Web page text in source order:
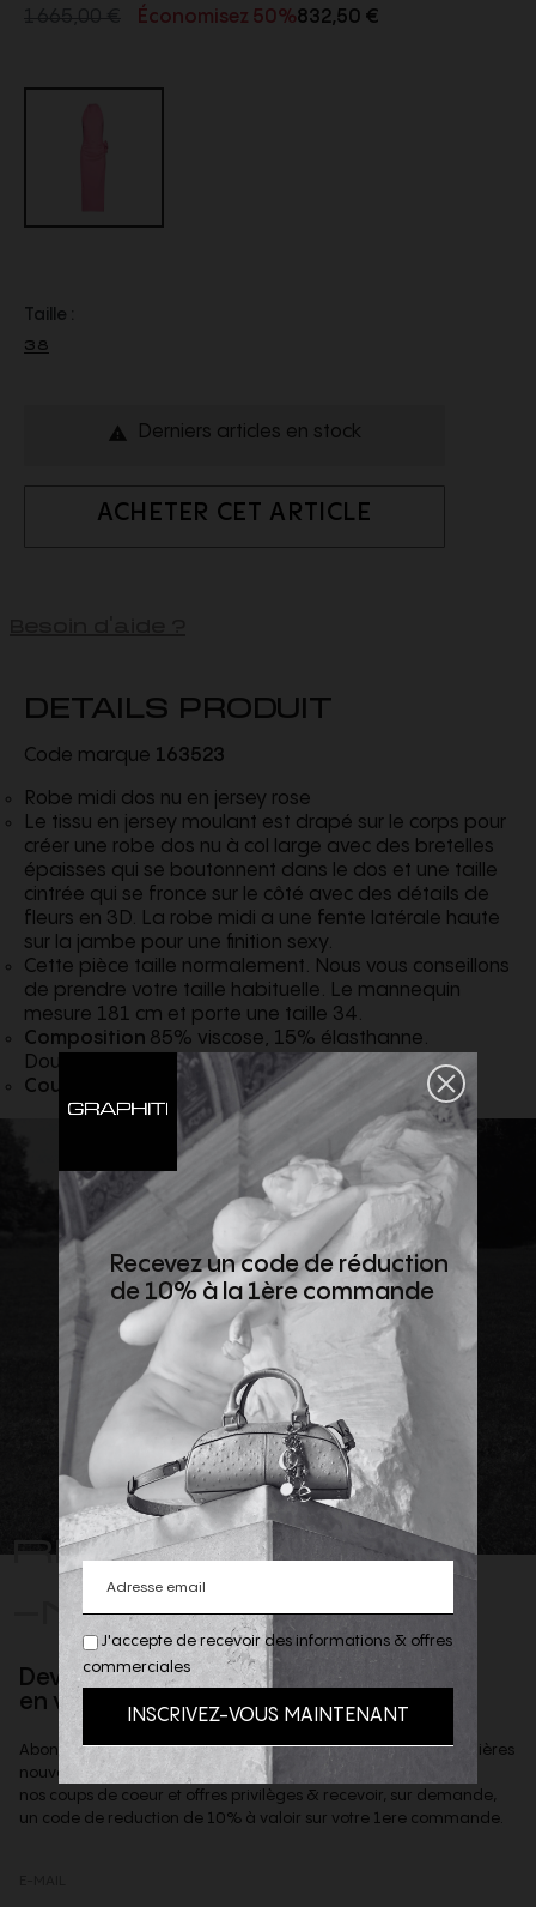
Économisez 50%832,50 €
Taille :
38
 Derniers articles en stock
ACHETER CET ARTICLE
DETAILS PRODUIT
Code marque 163523
Robe midi dos nu en jersey rose
Le tissu en jersey moulant est drapé sur le corps pour
créer une robe dos nu à col large avec des bretelles
épaisses qui se boutonnent dans le dos et une taille
cintrée qui se fronce sur le côté avec des détails de
fleurs en 3D. La robe midi a une fente latérale haute
sur la jambe pour une finition sexy.
Cette pièce taille normalement. Nous vous conseillons
de prendre votre taille habituelle. Le mannequin
mesure 181 cm et porte une taille 34.
Composition 85% viscose, 15% élasthanne.
Doublure 100% Soie
Couleur
REJOIGNEZ
-NOUS
Devenez client privilège
en vous inscrivant à la newsletter
Abonnez-vous à notre newsletter afin d'être informé des dernières
nouveautés de la boutique,
nos coups de coeur et offres privilèges & recevoir, sur demande,
un code de reduction de 10% à valoir sur votre 1ere commande.
J'accepte de recevoir des informations & offres
commerciales
Recevez un code de réduction
de 10% à la 1ère commande